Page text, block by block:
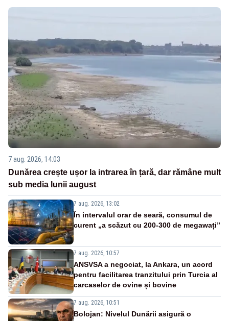
7 aug. 2026, 14:03
Dunărea crește ușor la intrarea în țară, dar rămâne mult
sub media lunii august
7 aug. 2026, 13:02
În intervalul orar de seară, consumul de
curent „a scăzut cu 200-300 de megawați”
7 aug. 2026, 10:57
ANSVSA a negociat, la Ankara, un acord
pentru facilitarea tranzitului prin Turcia al
carcaselor de ovine și bovine
7 aug. 2026, 10:51
Bolojan: Nivelul Dunării asigură o